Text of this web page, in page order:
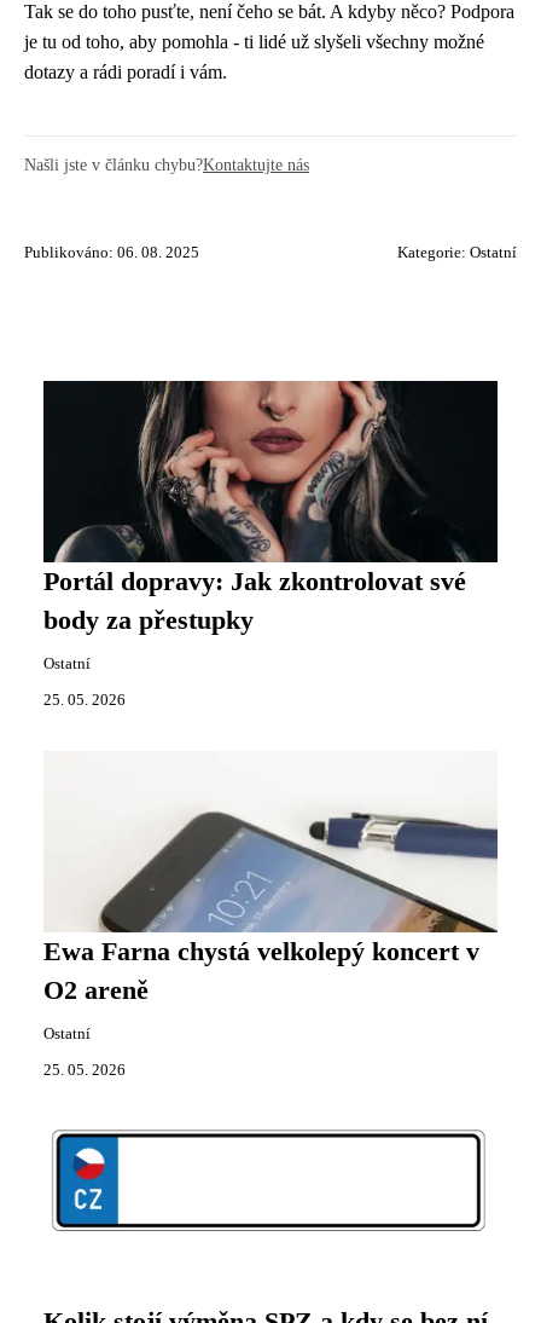
Tak se do toho pusťte, není čeho se bát. A kdyby něco? Podpora
je tu od toho, aby pomohla - ti lidé už slyšeli všechny možné
dotazy a rádi poradí i vám.
Našli jste v článku chybu?Kontaktujte nás
Publikováno: 06. 08. 2025 Kategorie: Ostatní
Portál dopravy: Jak zkontrolovat své
body za přestupky
Ostatní
25. 05. 2026
Ewa Farna chystá velkolepý koncert v
O2 areně
Ostatní
25. 05. 2026